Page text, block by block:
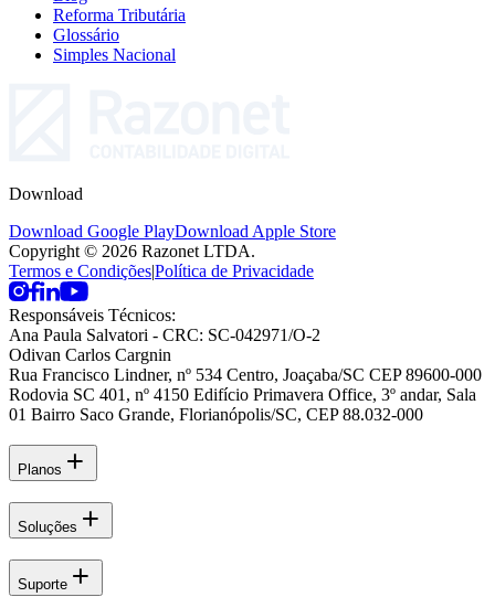
Reforma Tributária
Glossário
Simples Nacional
Download
Download Google PlayDownload Apple Store
Copyright © 2026 Razonet LTDA.
Termos e Condições|Política de Privacidade
Responsáveis Técnicos:
Ana Paula Salvatori - CRC: SC-042971/O-2
Odivan Carlos Cargnin
Rua Francisco Lindner, nº 534 Centro, Joaçaba/SC CEP 89600-000
Rodovia SC 401, nº 4150 Edifício Primavera Office, 3º andar, Sala
01 Bairro Saco Grande, Florianópolis/SC, CEP 88.032-000
Planos
Soluções
Suporte